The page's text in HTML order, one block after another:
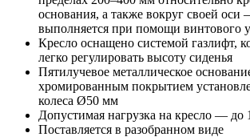
основания, а также вокруг своей оси
выполняется при помощи винтового
Кресло оснащено системой газлифт,
легко регулировать высоту сиденья
Пятилучевое металлическое
хромированным покрытием
колеса Ø50 мм
Допустимая нагрузка на кресло — до
Поставляется в разобранном виде